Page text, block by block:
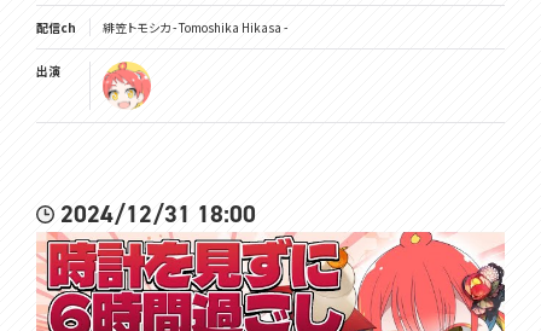
配信ch 緋笠トモシカ - Tomoshika Hikasa -
出演
2024/12/31 18:00